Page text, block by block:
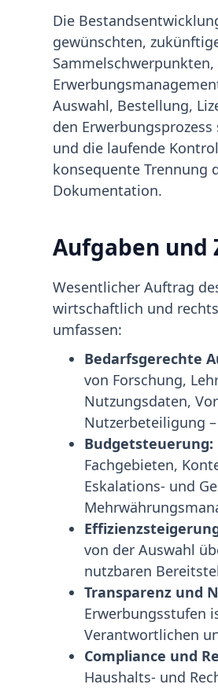
Die
gewünschten,
Auswahl, Bestellung,
den
und die laufende
konsequente Trennung
Dokumentation.
Aufgaben und
Wesentlicher Auftrag
wirtschaftlich und
umfassen:
Bedarfsgerechte
von Forschung,
Nutzungsdaten,
Nutzerbeteiligung
Budgetsteuerung:
Fachgebieten,
Eskalations- und
von der Auswahl
nutzbaren
Transparenz und
Erwerbungsstufen
Verantwortlichen
Compliance und
Haushalts- und